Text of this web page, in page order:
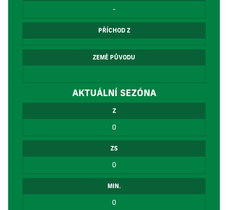
-
PŘÍCHOD Z
ZEMĚ PŮVODU
AKTUÁLNÍ SEZÓNA
Z
0
ZS
0
MIN.
0